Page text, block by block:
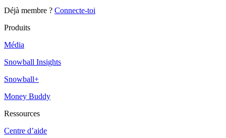
Déjà membre ? Connecte-toi
Produits
Média
Snowball Insights
Snowball+
Money Buddy
Ressources
Centre d’aide